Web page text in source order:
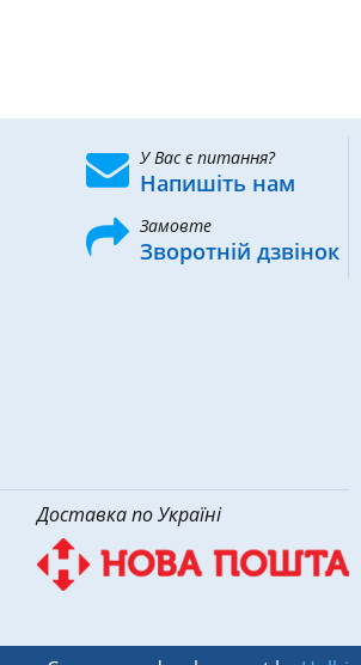
У Вас є питання?
Напишіть нам
Замовте
Зворотній дзвінок
Доставка по Україні